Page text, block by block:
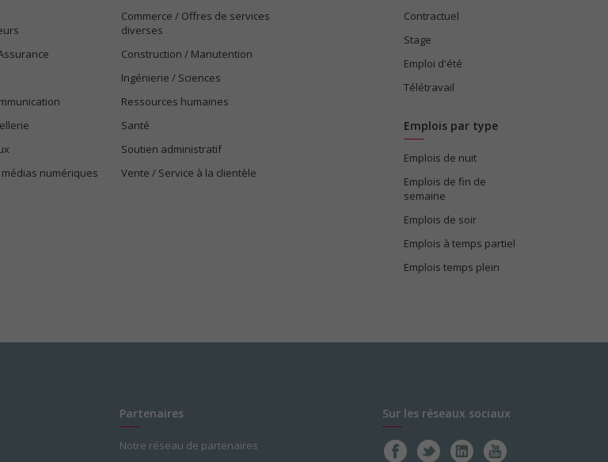
Commerce / Offres de services
diverses
Construction / Manutention
Ingénierie / Sciences
Ressources humaines
Santé
Soutien administratif
numériques
Vente / Service à la clientèle
Contractuel
Stage
Emploi d'été
Télétravail
Emplois par type
Emplois de nuit
Emplois de fin de
semaine
Emplois de soir
Emplois à temps partiel
Emplois temps plein
Partenaires
Notre réseau de partenaires
Sur les réseaux sociaux